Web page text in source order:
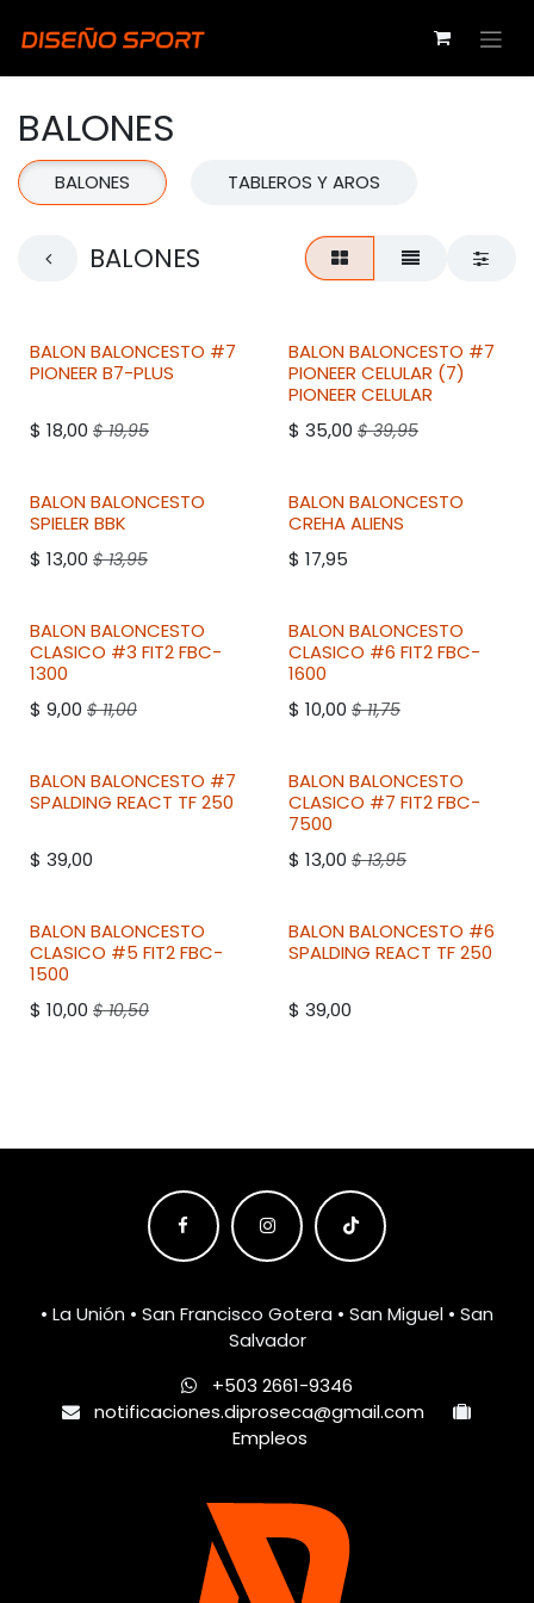
BALONES
BALONES TABLEROS Y AROS
BALONES
BALON BALONCESTO #7
PIONEER B7-PLUS
$ 18,00 $19,95
BALON BALONCESTO #7
PIONEER CELULAR (7)
PIONEER CELULAR
$ 35,00 $39,95
BALON BALONCESTO
SPIELER BBK
$ 13,00 $13,95
BALON BALONCESTO
CREHAALIENS
$ 17,95
BALON BALONCESTO
CLASICO #3 FIT2FBC-
1300
$ 9,00 $11,00
BALON BALONCESTO
CLASICO #6 FIT2FBC-
1600
$ 10,00 $11,75
BALON BALONCESTO #7
SPALDING REACT TF 250
$ 39,00
BALON BALONCESTO
CLASICO #7 FIT2FBC-
7500
$ 13,00 $13,95
BALON BALONCESTO
CLASICO #5 FIT2FBC-
1500
$ 10,00 $10,50
BALON BALONCESTO #6
SPALDING REACT TF 250
$ 39,00
• La Unión • San Francisco Gotera • San Miguel • San
Salvador
+503 2661-9346
notificaciones.diproseca@gmail.com
Empleos